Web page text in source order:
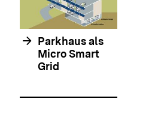
arrow_forward Parkhaus als
Micro Smart
Grid